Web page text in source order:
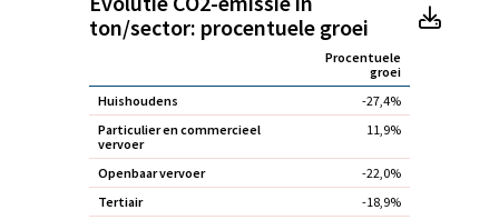
ton/sector: procentuele groei
Procentuele
groei
Huishoudens
-27,4%
Particulier en commercieel
vervoer
11,9%
Openbaar vervoer
-22,0%
Tertiair
-18,9%